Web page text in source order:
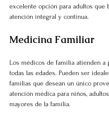
excelente opción para adultos que
atención integral y continua.
Medicina Familiar
Los médicos de familia atienden a
todas las edades. Pueden ser
familias que desean un único
atención médica para niños,
mayores de la familia.